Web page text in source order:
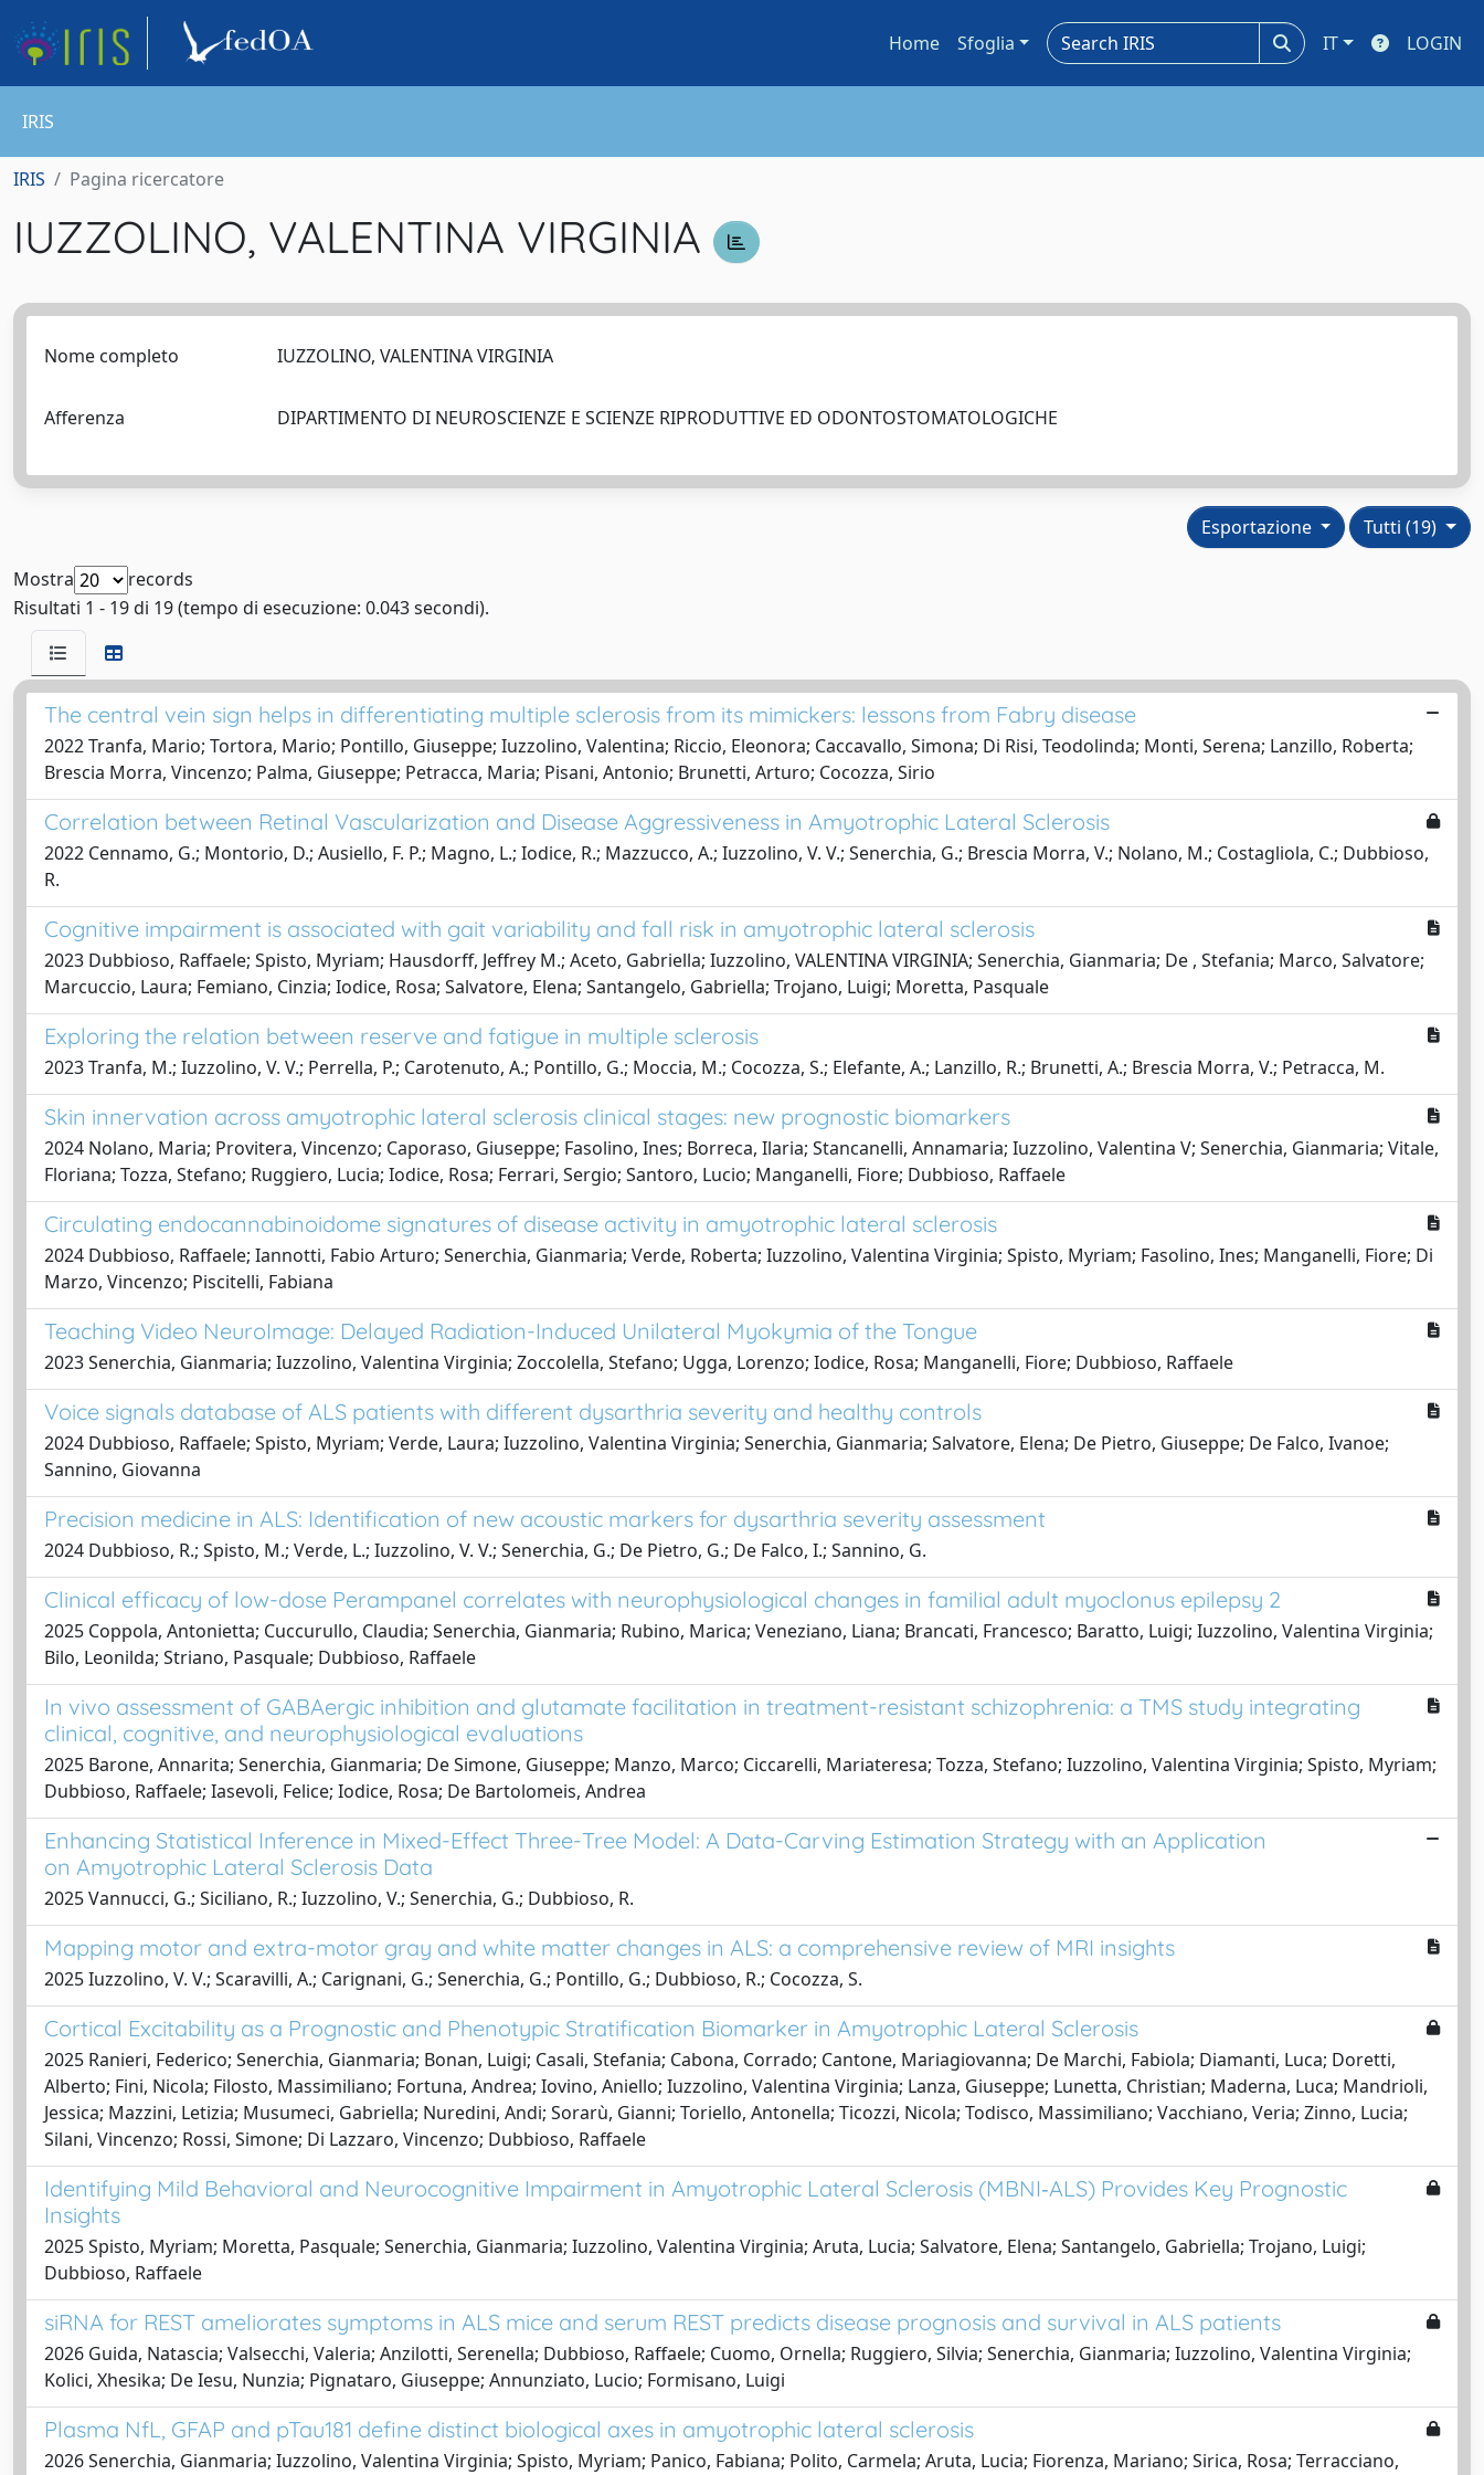
Home Sfoglia IT LOGIN
IRIS
IRIS Pagina ricercatore
IUZZOLINO, VALENTINA VIRGINIA
Nome completo IUZZOLINO, VALENTINA VIRGINIA
Afferenza DIPARTIMENTO DI NEUROSCIENZE E SCIENZE RIPRODUTTIVE ED ODONTOSTOMATOLOGICHE
Tutti (19)
Esportazione
Mostra
records
Risultati 1 - 19 di 19 (tempo di esecuzione: 0.043 secondi).
The central vein sign helps in differentiating multiple sclerosis from its mimickers: lessons from Fabry disease
2022 Tranfa, Mario; Tortora, Mario; Pontillo, Giuseppe; Iuzzolino, Valentina; Riccio, Eleonora; Caccavallo, Simona; Di Risi, Teodolinda; Monti, Serena; Lanzillo, Roberta;
Brescia Morra, Vincenzo; Palma, Giuseppe; Petracca, Maria; Pisani, Antonio; Brunetti, Arturo; Cocozza, Sirio
Correlation between Retinal Vascularization and Disease Aggressiveness in Amyotrophic Lateral Sclerosis
2022 Cennamo, G.; Montorio, D.; Ausiello, F. P.; Magno, L.; Iodice, R.; Mazzucco, A.; Iuzzolino, V. V.; Senerchia, G.; Brescia Morra, V.; Nolano, M.; Costagliola, C.; Dubbioso,
R.
Cognitive impairment is associated with gait variability and fall risk in amyotrophic lateral sclerosis
2023 Dubbioso, Raffaele; Spisto, Myriam; Hausdorff, Jeffrey M.; Aceto, Gabriella; Iuzzolino, VALENTINA VIRGINIA; Senerchia, Gianmaria; De , Stefania; Marco, Salvatore;
Marcuccio, Laura; Femiano, Cinzia; Iodice, Rosa; Salvatore, Elena; Santangelo, Gabriella; Trojano, Luigi; Moretta, Pasquale
Exploring the relation between reserve and fatigue in multiple sclerosis
2023 Tranfa, M.; Iuzzolino, V. V.; Perrella, P.; Carotenuto, A.; Pontillo, G.; Moccia, M.; Cocozza, S.; Elefante, A.; Lanzillo, R.; Brunetti, A.; Brescia Morra, V.; Petracca, M.
Skin innervation across amyotrophic lateral sclerosis clinical stages: new prognostic biomarkers
2024 Nolano, Maria; Provitera, Vincenzo; Caporaso, Giuseppe; Fasolino, Ines; Borreca, Ilaria; Stancanelli, Annamaria; Iuzzolino, Valentina V; Senerchia, Gianmaria; Vitale,
Floriana; Tozza, Stefano; Ruggiero, Lucia; Iodice, Rosa; Ferrari, Sergio; Santoro, Lucio; Manganelli, Fiore; Dubbioso, Raffaele
Circulating endocannabinoidome signatures of disease activity in amyotrophic lateral sclerosis
2024 Dubbioso, Raffaele; Iannotti, Fabio Arturo; Senerchia, Gianmaria; Verde, Roberta; Iuzzolino, Valentina Virginia; Spisto, Myriam; Fasolino, Ines; Manganelli, Fiore; Di
Marzo, Vincenzo; Piscitelli, Fabiana
Teaching Video NeuroImage: Delayed Radiation-Induced Unilateral Myokymia of the Tongue
2023 Senerchia, Gianmaria; Iuzzolino, Valentina Virginia; Zoccolella, Stefano; Ugga, Lorenzo; Iodice, Rosa; Manganelli, Fiore; Dubbioso, Raffaele
Voice signals database of ALS patients with different dysarthria severity and healthy controls
2024 Dubbioso, Raffaele; Spisto, Myriam; Verde, Laura; Iuzzolino, Valentina Virginia; Senerchia, Gianmaria; Salvatore, Elena; De Pietro, Giuseppe; De Falco, Ivanoe;
Sannino, Giovanna
Precision medicine in ALS: Identification of new acoustic markers for dysarthria severity assessment
2024 Dubbioso, R.; Spisto, M.; Verde, L.; Iuzzolino, V. V.; Senerchia, G.; De Pietro, G.; De Falco, I.; Sannino, G.
Clinical efficacy of low-dose Perampanel correlates with neurophysiological changes in familial adult myoclonus epilepsy 2
2025 Coppola, Antonietta; Cuccurullo, Claudia; Senerchia, Gianmaria; Rubino, Marica; Veneziano, Liana; Brancati, Francesco; Baratto, Luigi; Iuzzolino, Valentina Virginia;
Bilo, Leonilda; Striano, Pasquale; Dubbioso, Raffaele
In vivo assessment of GABAergic inhibition and glutamate facilitation in treatment-resistant schizophrenia: a TMS study integrating
clinical, cognitive, and neurophysiological evaluations
2025 Barone, Annarita; Senerchia, Gianmaria; De Simone, Giuseppe; Manzo, Marco; Ciccarelli, Mariateresa; Tozza, Stefano; Iuzzolino, Valentina Virginia; Spisto, Myriam;
Dubbioso, Raffaele; Iasevoli, Felice; Iodice, Rosa; De Bartolomeis, Andrea
Enhancing Statistical Inference in Mixed-Effect Three-Tree Model: A Data-Carving Estimation Strategy with an Application
on Amyotrophic Lateral Sclerosis Data
2025 Vannucci, G.; Siciliano, R.; Iuzzolino, V.; Senerchia, G.; Dubbioso, R.
Mapping motor and extra-motor gray and white matter changes in ALS: a comprehensive review of MRI insights
2025 Iuzzolino, V. V.; Scaravilli, A.; Carignani, G.; Senerchia, G.; Pontillo, G.; Dubbioso, R.; Cocozza, S.
Cortical Excitability as a Prognostic and Phenotypic Stratification Biomarker in Amyotrophic Lateral Sclerosis
2025 Ranieri, Federico; Senerchia, Gianmaria; Bonan, Luigi; Casali, Stefania; Cabona, Corrado; Cantone, Mariagiovanna; De Marchi, Fabiola; Diamanti, Luca; Doretti,
Alberto; Fini, Nicola; Filosto, Massimiliano; Fortuna, Andrea; Iovino, Aniello; Iuzzolino, Valentina Virginia; Lanza, Giuseppe; Lunetta, Christian; Maderna, Luca; Mandrioli,
Jessica; Mazzini, Letizia; Musumeci, Gabriella; Nuredini, Andi; Sorarù, Gianni; Toriello, Antonella; Ticozzi, Nicola; Todisco, Massimiliano; Vacchiano, Veria; Zinno, Lucia;
Silani, Vincenzo; Rossi, Simone; Di Lazzaro, Vincenzo; Dubbioso, Raffaele
Identifying Mild Behavioral and Neurocognitive Impairment in Amyotrophic Lateral Sclerosis (MBNI‐ALS) Provides Key Prognostic
Insights
2025 Spisto, Myriam; Moretta, Pasquale; Senerchia, Gianmaria; Iuzzolino, Valentina Virginia; Aruta, Lucia; Salvatore, Elena; Santangelo, Gabriella; Trojano, Luigi;
Dubbioso, Raffaele
siRNA for REST ameliorates symptoms in ALS mice and serum REST predicts disease prognosis and survival in ALS patients
2026 Guida, Natascia; Valsecchi, Valeria; Anzilotti, Serenella; Dubbioso, Raffaele; Cuomo, Ornella; Ruggiero, Silvia; Senerchia, Gianmaria; Iuzzolino, Valentina Virginia;
Kolici, Xhesika; De Iesu, Nunzia; Pignataro, Giuseppe; Annunziato, Lucio; Formisano, Luigi
Plasma NfL, GFAP and pTau181 define distinct biological axes in amyotrophic lateral sclerosis
2026 Senerchia, Gianmaria; Iuzzolino, Valentina Virginia; Spisto, Myriam; Panico, Fabiana; Polito, Carmela; Aruta, Lucia; Fiorenza, Mariano; Sirica, Rosa; Terracciano,